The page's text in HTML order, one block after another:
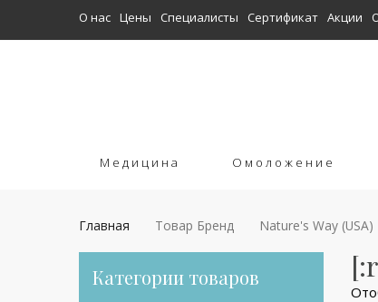
О нас Цены Специалисты Сертификат Акции
Медицина Омоложение
Главная Товар Бренд Nature's Way (USA)
Категории товаров